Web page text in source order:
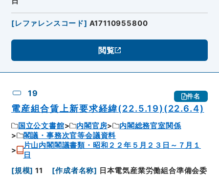
[レファレンスコード] A17110955800
閲覧
19 件名
電産組合賃上新要求経緯(22.5.19)(22.6.4)
国立公文書館 内閣官房
内閣総務官室関係
閣議・事務次官等会議資料
片山内閣閣議書類・昭和２２年５月２３日～７月１
日
[規模] 11 [作成者名称] 日本電気産業労働組合準備会委